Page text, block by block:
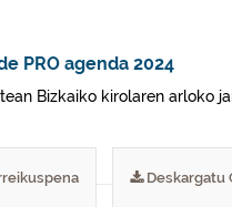
PRO agenda 2024
Bizkaiko kirolaren arloko
Deskargatu